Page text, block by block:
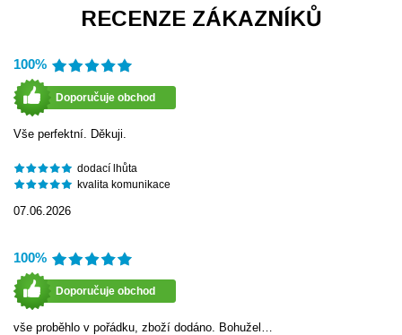
RECENZE ZÁKAZNÍKŮ
100%
Doporučuje obchod
Vše perfektní. Děkuji.
dodací lhůta
kvalita komunikace
07.06.2026
100%
Doporučuje obchod
vše proběhlo v pořádku, zboží dodáno. Bohužel…